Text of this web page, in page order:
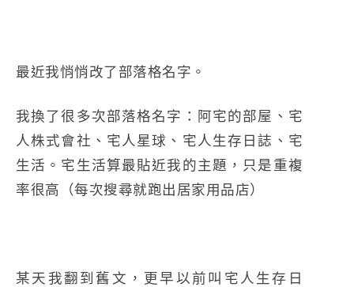
最近我悄悄改了部落格名字。
我換了很多次部落格名字：阿宅的部屋、宅
人株式會社、宅人星球、宅人生存日誌、宅
生活。宅生活算最貼近我的主題，只是重複
率很高（每次搜尋就跑出居家用品店）
某天我翻到舊文，更早以前叫宅人生存日